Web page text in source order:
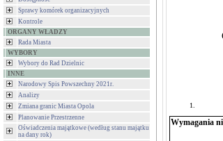
Sprawy komórek organizacyjnych
Kontrole
ORGANY WŁADZY
Rada Miasta
WYBORY
Wybory do Rad Dzielnic
INNE
Narodowy Spis Powszechny 2021r.
Analizy
Zmiana granic Miasta Opola
Planowanie Przestrzenne
Oświadczenia majątkowe (według stanu majątku
na dany rok)
Wymagania